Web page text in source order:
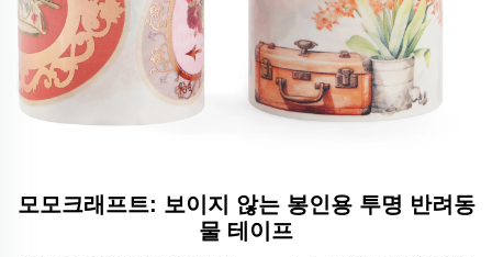
모모크래프트: 보이지 않는 봉인용 투명 반려동
물 테이프